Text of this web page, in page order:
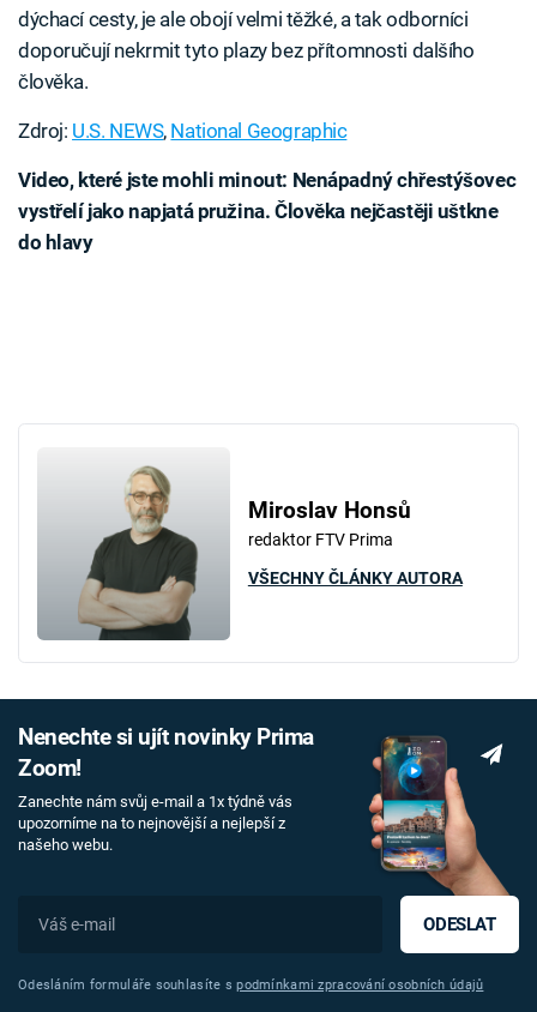
dýchací cesty, je ale obojí velmi těžké, a tak odborníci
doporučují nekrmit tyto plazy bez přítomnosti dalšího
člověka.
Zdroj: U.S. NEWS, National Geographic
Video, které jste mohli minout: Nenápadný chřestýšovec
vystřelí jako napjatá pružina. Člověka nejčastěji uštkne
do hlavy
Miroslav Honsů
redaktor FTV Prima
VŠECHNY ČLÁNKY AUTORA
Nenechte si ujít novinky Prima
Zoom!
Zanechte nám svůj e-mail a 1x týdně vás
upozorníme na to nejnovější a nejlepší z
našeho webu.
ODESLAT
Odesláním formuláře souhlasíte spodmínkami zpracování osobních údajů